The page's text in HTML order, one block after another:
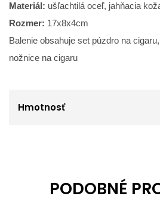
Materiál: ušľachtilá oceľ, jahňacia
Rozmer: 17x8x4cm
Balenie obsahuje set púzdro na
nožnice na cigaru
Hmotnosť
PODOBNÉ